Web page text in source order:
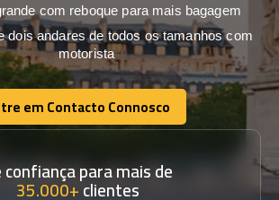
com reboque para mais bagagem
dois andares de todos os tamanhos com
motorista
em Contacto Connosco
em Contacto Connosco
confiança para mais de
35.000+clientes